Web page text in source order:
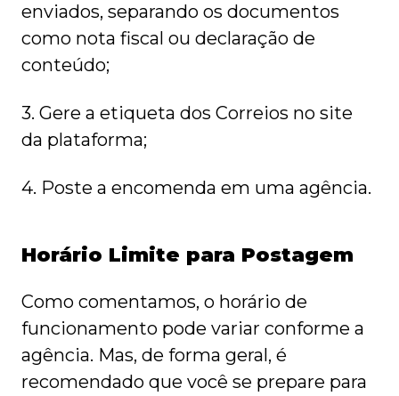
enviados, separando os documentos
como nota fiscal ou declaração de
conteúdo;
3. Gere a etiqueta dos Correios no site
da plataforma;
4. Poste a encomenda em uma agência.
Horário Limite para Postagem
Como comentamos, o horário de
funcionamento pode variar conforme a
agência. Mas, de forma geral, é
recomendado que você se prepare para